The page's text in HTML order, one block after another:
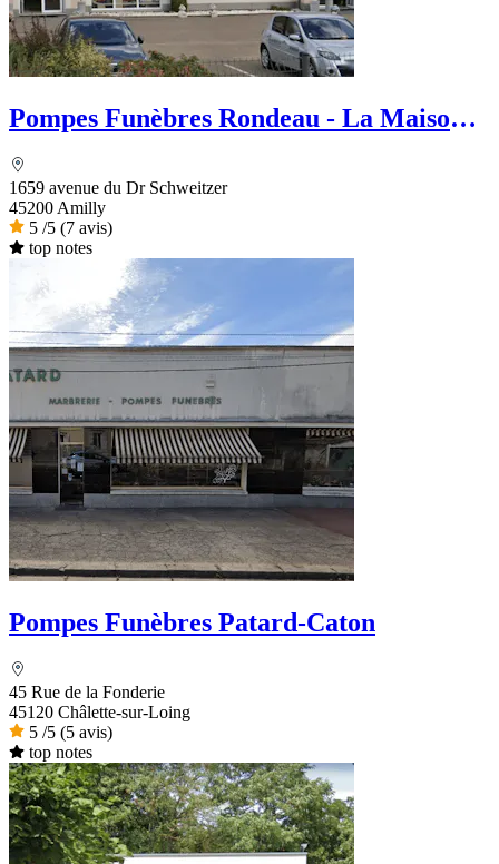
Pompes Funèbres Rondeau - La Maison
1659 avenue du Dr Schweitzer
45200 Amilly
5 /5 (7 avis)
top notes
Pompes Funèbres Patard-Caton
45 Rue de la Fonderie
45120 Châlette-sur-Loing
5 /5 (5 avis)
top notes